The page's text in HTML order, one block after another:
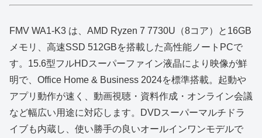
FMV WA1‑K3 は、AMD Ryzen 7 7730U（8コア）と16GB
メモリ、高速SSD 512GBを搭載した高性能ノートPCで
す。15.6型フルHDスーパーファイン液晶により映像が鮮
明で、Office Home & Business 2024を標準搭載。起動や
アプリ動作が速く、動画視聴・資料作成・オンライン会議
など幅広い用途に対応します。DVDスーパーマルチドラ
イブも内蔵し、使い勝手の良いオールインワンモデルで